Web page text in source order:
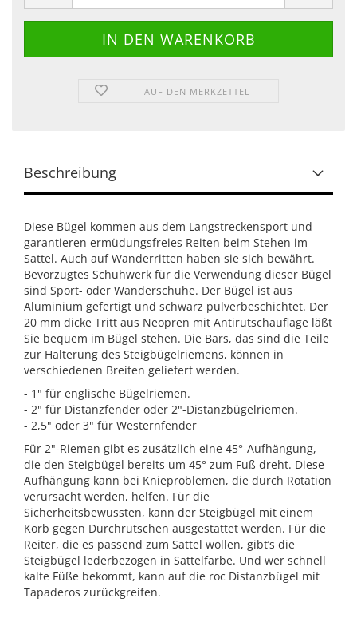
AUF DEN MERKZETTEL
Beschreibung
Diese Bügel kommen aus dem Langstreckensport und
garantieren ermüdungsfreies Reiten beim Stehen im
Sattel. Auch auf Wanderritten haben sie sich bewährt.
Bevorzugtes Schuhwerk für die Verwendung dieser Bügel
sind Sport- oder Wanderschuhe. Der Bügel ist aus
Aluminium gefertigt und schwarz pulverbeschichtet. Der
20 mm dicke Tritt aus Neopren mit Antirutschauflage läßt
Sie bequem im Bügel stehen. Die Bars, das sind die Teile
zur Halterung des Steigbügelriemens, können in
verschiedenen Breiten geliefert werden.
- 1" für englische Bügelriemen.
- 2" für Distanzfender oder 2"-Distanzbügelriemen.
- 2,5" oder 3" für Westernfender
Für 2"-Riemen gibt es zusätzlich eine 45°-Aufhängung,
die den Steigbügel bereits um 45° zum Fuß dreht. Diese
Aufhängung kann bei Knieproblemen, die durch Rotation
verursacht werden, helfen. Für die
Sicherheitsbewussten, kann der Steigbügel mit einem
Korb gegen Durchrutschen ausgestattet werden. Für die
Reiter, die es passend zum Sattel wollen, gibt’s die
Steigbügel lederbezogen in Sattelfarbe. Und wer schnell
kalte Füße bekommt, kann auf die roc Distanzbügel mit
Tapaderos zurückgreifen.